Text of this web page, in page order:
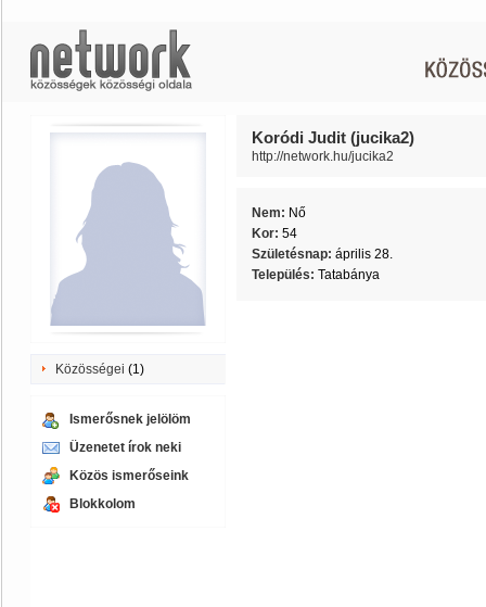
Közösségei (1)
Ismerősnek jelölöm
Üzenetet írok neki
Közös ismerőseink
Blokkolom
Koródi Judit (jucika2)
http://network.hu/jucika2
Nem: Nő
Kor: 54
Születésnap: április 28.
Település: Tatabánya